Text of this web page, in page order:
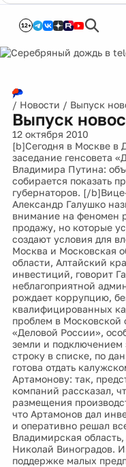
12+
/ Новости / Выпуск
Выпуск
12 октября 2010
[b]Сегодня в Москве в
заседание генсовета
Владимира Путина:
собирается показать
губернаторов. [/
Александр Галушко
внимание на феномен
продажу, но которые
создают условия для
Москва и Московская
области, Алтайский
инвестиций, говорит
неблагоприятной
рождает коррупцию,
квалифицированных
проблем в Московской
«Деловой России»,
земли и
строку в списке, по
готова отдать
Артамонову: так,
компаний рассказал,
размещения
что Артамонов дал
и оперативно решал
Владимирская
Николай Виноградов.
поддержке малых